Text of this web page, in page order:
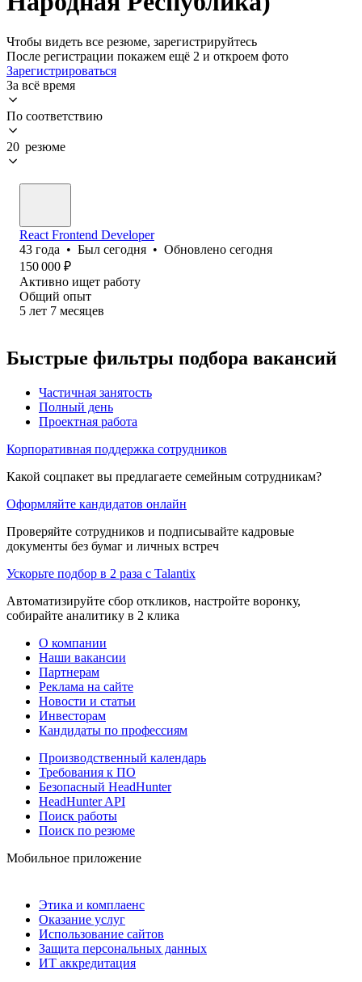
Чтобы видеть все резюме, зарегистрируйтесь
После регистрации покажем ещё 2 и откроем фото
Зарегистрироваться
За всё время
По соответствию
20 резюме
React Frontend Developer
43 года • Был сегодня • Обновлено сегодня
150 000 ₽
Активно ищет работу
Общий опыт
5 лет 7 месяцев
Быстрые фильтры подбора вакансий
Частичная занятость
Полный день
Проектная работа
Корпоративная поддержка сотрудников
Какой соцпакет вы предлагаете семейным сотрудникам?
Оформляйте кандидатов онлайн
Проверяйте сотрудников и подписывайте кадровые
документы без бумаг и личных встреч
Ускорьте подбор в 2 раза с Talantix
Автоматизируйте сбор откликов, настройте воронку,
собирайте аналитику в 2 клика
О компании
Наши вакансии
Партнерам
Реклама на сайте
Новости и статьи
Инвесторам
Кандидаты по профессиям
Производственный календарь
Требования к ПО
Безопасный HeadHunter
HeadHunter API
Поиск работы
Поиск по резюме
Мобильное приложение
Этика и комплаенс
Оказание услуг
Использование сайтов
Защита персональных данных
ИТ аккредитация